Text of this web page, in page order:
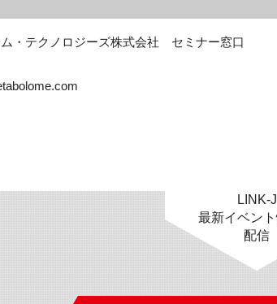
・テクノロジーズ株式会社　セミナー窓口
LINK-J
最新イベン
配信